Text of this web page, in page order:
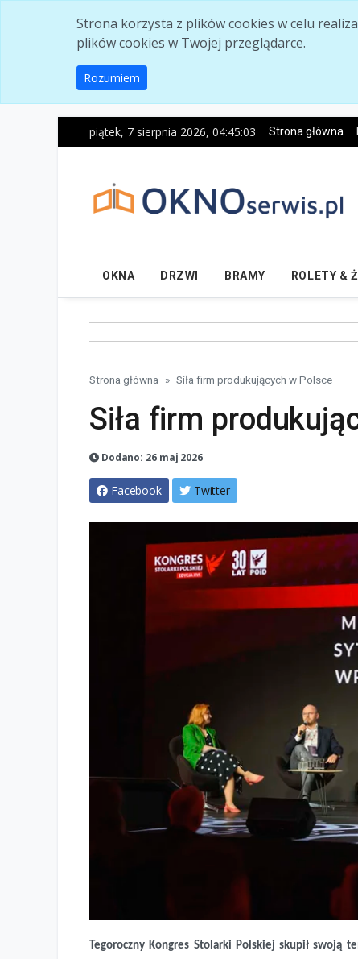
Strona korzysta z plików cookies w celu
plików cookies w Twojej przeglądarce.
Rozumiem
piątek, 7 sierpnia 2026, 04:45:05 Strona główna
OKNA DRZWI BRAMY ROLETY &
Strona główna Siła firm produkujących w Polsce
Siła firm
Dodano: 26 maj 2026
Facebook Twitter
Tegoroczny Kongres Stolarki Polskiej skupił swoją